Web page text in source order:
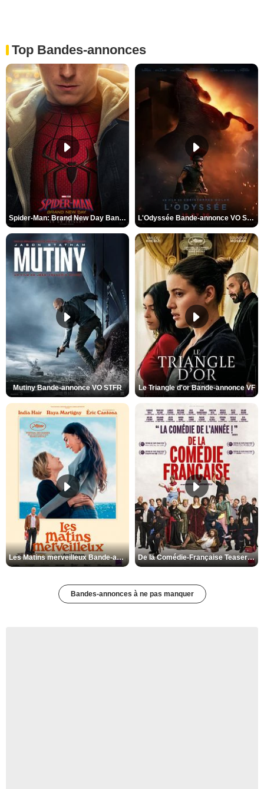
Top Bandes-annonces
Spider-Man: Brand New Day Bande-annonce VO STFR L'Odyssée Bande-annonce VO STFR
Mutiny Bande-annonce VO STFR Le Triangle d'or Bande-annonce VF
Les Matins merveilleux Bande-annonce VF De la Comédie-Française Teaser VF
Bandes-annonces à ne pas manquer